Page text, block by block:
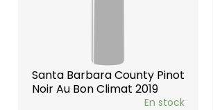
Santa Barbara County Pinot
Noir Au Bon Climat 2019
En stock